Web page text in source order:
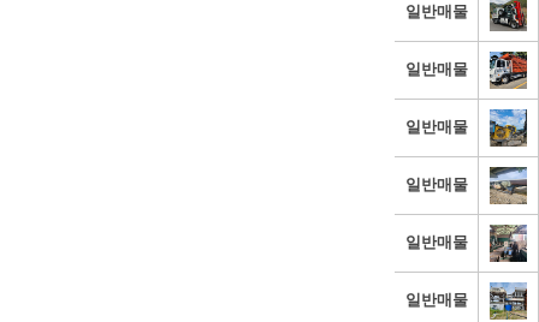
일반매물
일반매물
일반매물
일반매물
일반매물
일반매물